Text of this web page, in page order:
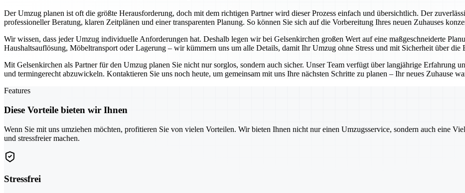
Der Umzug planen ist oft die größte Herausforderung, doch mit dem richtigen Partner wird dieser Prozess einfach und übersichtlich. Der
professioneller Beratung, klaren Zeitplänen und einer transparenten Planung. So können Sie sich auf die Vorbereitung Ihres neuen Zuhauses
Wir wissen, dass jeder Umzug individuelle Anforderungen hat. Deshalb legen wir bei Gelsenkirchen großen Wert auf eine maßgeschneiderte
Haushaltsauflösung, Möbeltransport oder Lagerung – wir kümmern uns um alle Details, damit Ihr Umzug ohne Stress und mit Sicherheit über die
Mit Gelsenkirchen als Partner für den Umzug planen Sie nicht nur sorglos, sondern auch sicher. Unser Team verfügt über langjährige Erfahrung
und termingerecht abzuwickeln. Kontaktieren Sie uns noch heute, um gemeinsam mit uns Ihre nächsten Schritte zu planen – Ihr neues Zuhause
Features
Diese Vorteile bieten wir Ihnen
Wenn Sie mit uns umziehen möchten, profitieren Sie von vielen Vorteilen. Wir bieten Ihnen nicht nur einen Umzugsservice, sondern auch eine
und stressfreier machen.
Stressfrei